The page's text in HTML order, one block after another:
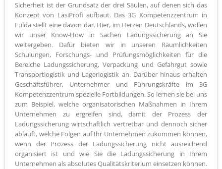
Sicherheit ist der Grundsatz der drei Säulen, auf denen sich das
Konzept von LasiProfi aufbaut. Das 3G Kompetenzzentrum in
Fulda stellt eine davon dar. Hier, im Herzen Deutschlands, wollen
wir unser Know-How in Sachen Ladungssicherung an Sie
weitergeben. Dafür bieten wir in unseren Räumlichkeiten
Schulungen, Forschungs- und Prüfungsmöglichkeiten für die
Bereiche Ladungssicherung, Verpackung und Gefahrgut sowie
Transportlogistik und Lagerlogistik an. Darüber hinaus erhalten
Geschäftsführer, Unternehmer und Führungskräfte im 3G
Kompetenzzentrum spezielle Fortbildungen. So lernen sie bei uns
zum Beispiel, welche organisatorischen Maßnahmen in Ihrem
Unternehmen zu ergreifen sind, damit der Prozess der
Ladungssicherung wirtschaftlich vertretbar und dennoch sicher
abläuft, welche Folgen auf Ihr Unternehmen zukommen können,
wenn der Prozess der Ladungssicherung nicht ausreichend
organisiert ist und wie Sie die Ladungssicherung in Ihrem
Unternehmen als absolutes Qualitätskriterium einsetzen können.